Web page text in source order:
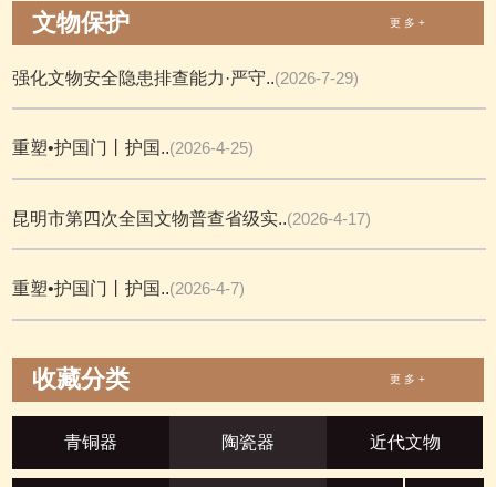
文物保护 更 多 +
强化文物安全隐患排查能力·严守..(2026-7-29)
重塑•护国门丨护国..(2026-4-25)
昆明市第四次全国文物普查省级实..(2026-4-17)
重塑•护国门丨护国..(2026-4-7)
收藏分类 更 多 +
青铜器 陶瓷器 近代文物